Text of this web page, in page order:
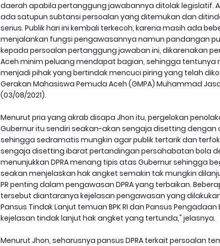
daerah apabila pertanggung jawabannya ditolak legislatif.
ada satupun subtansi persoalan yang ditemukan dan
serius. Publik hari ini kembali terkecoh, karena masih ada
menjalankan fungsi pengawasannya namun pandangan
kepada persoalan pertanggung jawaban ini, dikarenakan
Aceh minim peluang mendapat bagian, sehingga tentunya
menjadi pihak yang bertindak mencuci piring yang telah
Gerakan Mahasiswa Pemuda Aceh (GMPA) Muhammad
(03/08/2021).
Menurut pria yang akrab disapa Jhon itu, pergelokan
Gubernur itu sendiri seakan-akan sengaja disetting
sehingga sedramatis mungkin agar publik tertarik dan
sengaja disetting ibarat pertandingan persahabatan bola
menunjukkan DPRA menang tipis atas Gubernur sehingga
seakan menjelaskan hak angket semakin tak mungkin
PR penting dalam pengawasan DPRA yang terbaikan.
tersebut diantaranya kejelasan pengawasan yang dilakukan
Pansus Tindak Lanjut temuan BPK RI dan Pansus
kejelasan tindak lanjut hak angket yang tertunda," jelasnya.
Menurut Jhon, seharusnya pansus DPRA terkait persoalan